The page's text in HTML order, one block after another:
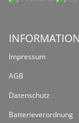
Impressum
AGB
Datenschutz
Batterieverordnung